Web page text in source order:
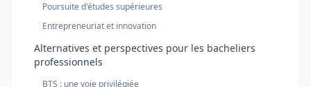
Poursuite d'études supérieures
Entrepreneuriat et innovation
Alternatives et perspectives pour les bacheliers
professionnels
BTS : une voie privilégiée